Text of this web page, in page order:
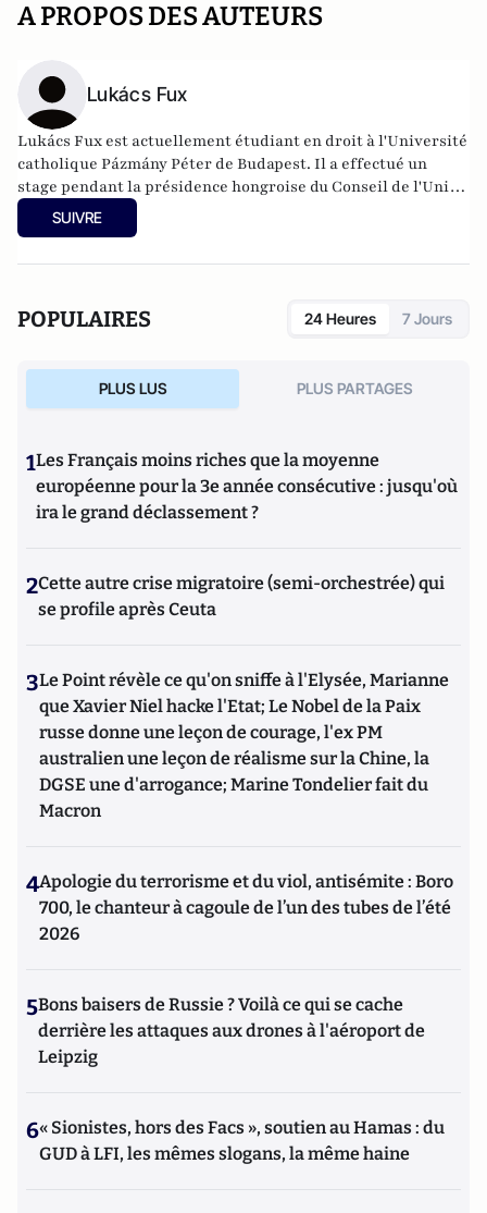
A PROPOS DES AUTEURS
Lukács Fux
Lukács Fux est actuellement étudiant en droit à l'Université
catholique Pázmány Péter de Budapest. Il a effectué un
stage pendant la présidence hongroise du Conseil de l'Union
européenne et a effectué un stage au Parlement européen.
SUIVRE
POPULAIRES 24 Heures 7 Jours
PLUS LUS PLUS PARTAGES
1Les Français moins riches que la moyenne
européenne pour la 3e année consécutive : jusqu'où
ira le grand déclassement ?
2Cette autre crise migratoire (semi-orchestrée) qui
se profile après Ceuta
3Le Point révèle ce qu'on sniffe à l'Elysée, Marianne
que Xavier Niel hacke l'Etat; Le Nobel de la Paix
russe donne une leçon de courage, l'ex PM
australien une leçon de réalisme sur la Chine, la
DGSE une d'arrogance; Marine Tondelier fait du
Macron
4Apologie du terrorisme et du viol, antisémite : Boro
700, le chanteur à cagoule de l’un des tubes de l’été
2026
5Bons baisers de Russie ? Voilà ce qui se cache
derrière les attaques aux drones à l'aéroport de
Leipzig
6« Sionistes, hors des Facs », soutien au Hamas : du
GUD à LFI, les mêmes slogans, la même haine